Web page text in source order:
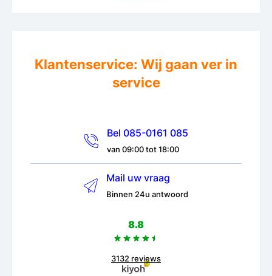
Klantenservice: Wij gaan ver in
service
Bel 085-0161 085
van 09:00 tot 18:00
Mail uw vraag
Binnen 24u antwoord
8.8
3132 reviews